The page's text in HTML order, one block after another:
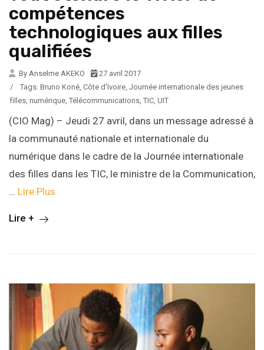
compétences
technologiques aux filles
qualifiées
By Anselme AKEKO
27 avril 2017
/
Tags: Bruno Koné, Côte d'Ivoire, Journée internationale des jeunes
filles, numérique, Télécommunications, TIC, UIT
(CIO Mag) – Jeudi 27 avril, dans un message adressé à
la communauté nationale et internationale du
numérique dans le cadre de la Journée internationale
des filles dans les TIC, le ministre de la Communication,
… Lire Plus
Lire +